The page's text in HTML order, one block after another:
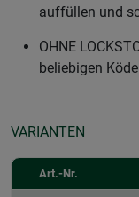
auffüllen und
OHNE
beliebigen
VARIANTEN
Art.-Nr.